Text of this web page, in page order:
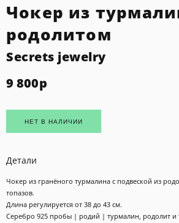
Чокер из
родолитом
Secrets jewelry
9 800р
НЕТ В НАЛИЧИИ
Детали
Чокер из гранёного турмалина с подвеской из
топазов.
Длина регулируется от 38 до 43 см.
Серебро 925 пробы | родий | турмалин, родолит и